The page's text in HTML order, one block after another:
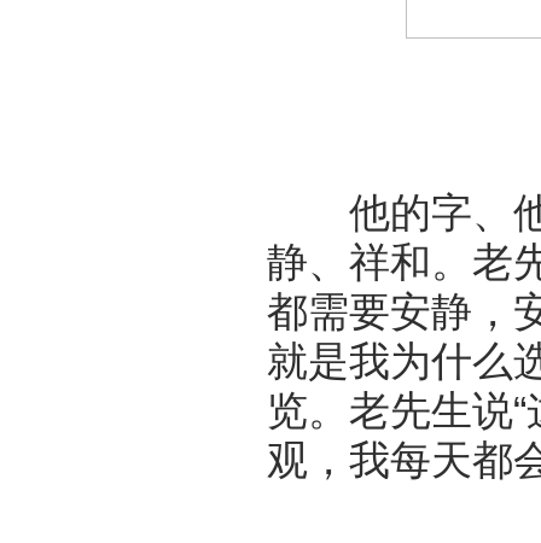
他的字、他
静、祥和。老
都需要安静，
就是我为什么
览。老先生说
观，我每天都